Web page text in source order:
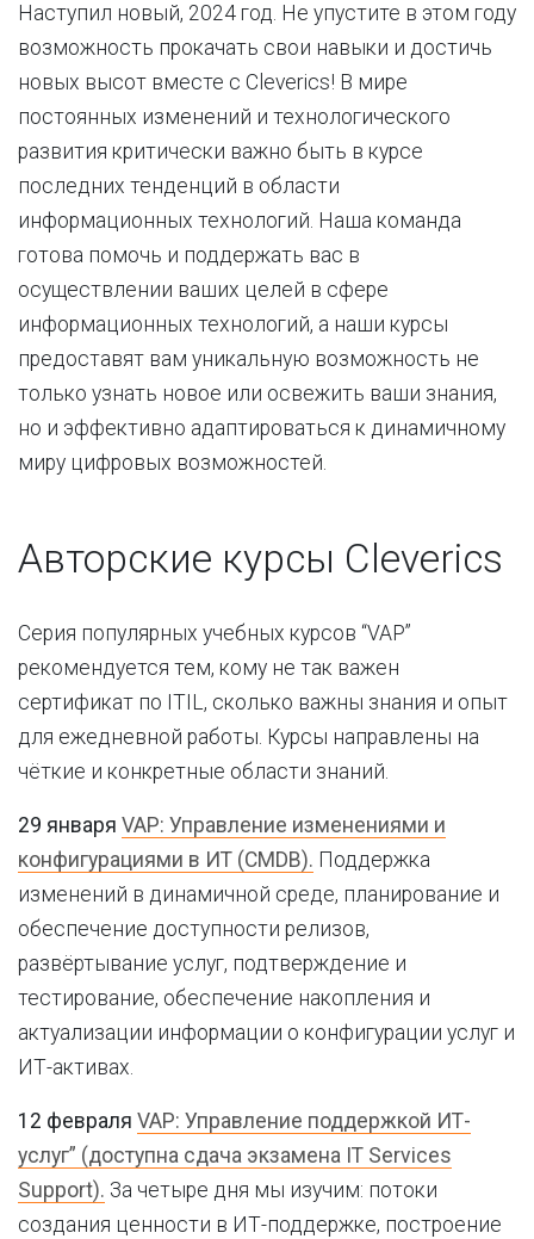
Наступил новый, 2024 год. Не упустите в этом году
возможность прокачать свои навыки и достичь
новых высот вместе с Cleverics! В мире
постоянных изменений и технологического
развития критически важно быть в курсе
последних тенденций в области
информационных технологий. Наша команда
готова помочь и поддержать вас в
осуществлении ваших целей в сфере
информационных технологий, а наши курсы
предоставят вам уникальную возможность не
только узнать новое или освежить ваши знания,
но и эффективно адаптироваться к динамичному
миру цифровых возможностей.
Авторские курсы Cleverics
Серия популярных учебных курсов “VAP”
рекомендуется тем, кому не так важен
сертификат по ITIL, сколько важны знания и опыт
для ежедневной работы. Курсы направлены на
чёткие и конкретные области знаний.
29 января VAP: Управление изменениями и
конфигурациями в ИТ (CMDB). Поддержка
изменений в динамичной среде, планирование и
обеспечение доступности релизов,
развёртывание услуг, подтверждение и
тестирование, обеспечение накопления и
актуализации информации о конфигурации услуг и
ИТ-активах.
12 февраля VAP: Управление поддержкой ИТ-
услуг” (доступна сдача экзамена IT Services
Support). За четыре дня мы изучим: потоки
создания ценности в ИТ-поддержке, построение